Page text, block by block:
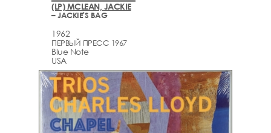
(LP) MCLEAN, JACKIE
– JACKIE'S BAG
1962
ПЕРВЫЙ ПРЕСС 1967
Blue Note
USA